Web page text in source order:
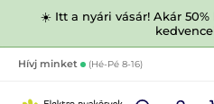
☀️ Itt a nyári vásár! Akár
Hívj minket (Hé-Pé 8-16)